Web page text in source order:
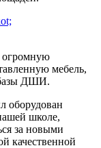
мебель,
базы ДШИ.
оборудован
школе,
за новыми
качественной